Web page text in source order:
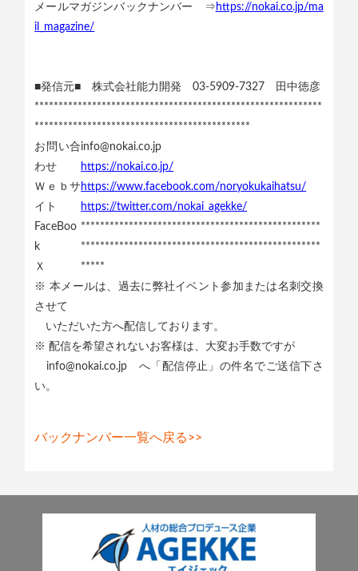
メールマガジンバックナンバー ⇒ https://nokai.co.jp/ma
il_magazine/
■発信元■ 株式会社能力開発 03-5909-7327 田中徳彦
************************************************************
*********************************************
お問い合
わせ
Ｗｅｂサ
イト
FaceBoo
k
Ｘ
info@nokai.co.jp
https://nokai.co.jp/
https://www.facebook.com/noryokukaihatsu/
https://twitter.com/nokai_agekke/
**************************************************
**************************************************
*****
※ 本メールは、過去に弊社イベント参加または名刺交換
させて
いただいた方へ配信しております。
※ 配信を希望されないお客様は、大変お手数ですが
info@nokai.co.jp へ「配信停止」の件名でご送信下さ
い。
バックナンバー一覧へ戻る>>